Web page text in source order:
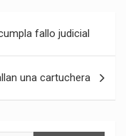
fallo judicial
una cartuchera